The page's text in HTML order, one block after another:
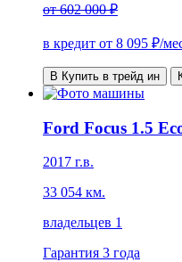
от602 000 ₽
в кредит от 8 095 ₽/
В Купить в трейд ин
Ford Focus 1.5
2017 г.в.
33 054 км.
владельцев 1
Гарантия 3 года